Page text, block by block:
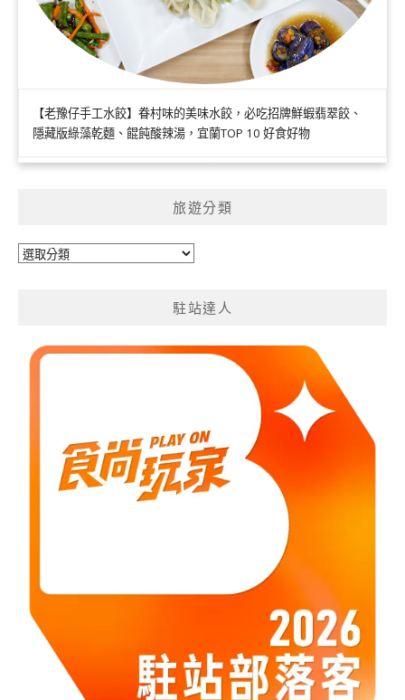
【老豫仔手工水餃】眷村味的美味水餃，必吃招牌鮮蝦翡翠餃、
隱藏版綠藻乾麵、餛飩酸辣湯，宜蘭TOP 10 好食好物
旅遊分類
旅
駐站達人